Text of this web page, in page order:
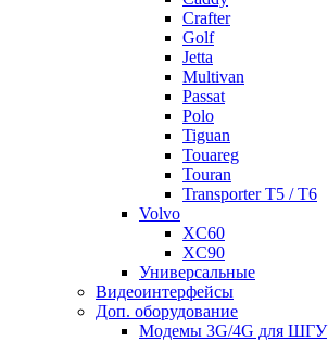
Crafter
Golf
Jetta
Multivan
Passat
Polo
Tiguan
Touareg
Touran
Transporter T5 / T6
Volvo
XC60
XC90
Универсальные
Видеоинтерфейсы
Доп. оборудование
Модемы 3G/4G для ШГУ